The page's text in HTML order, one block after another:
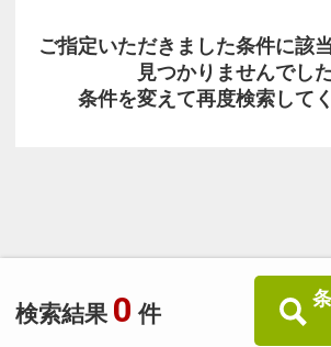
検索結果 0 件
ご指定いただきました条件に該
見つかりませんでした
条件を変えて再度検索して